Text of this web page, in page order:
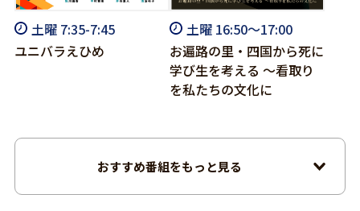
土曜 7:35-7:45
ユニバラえひめ
土曜 16:50～17:00
お遍路の里・四国から死に
学び生を考える ～看取り
を私たちの文化に
おすすめ番組をもっと見る